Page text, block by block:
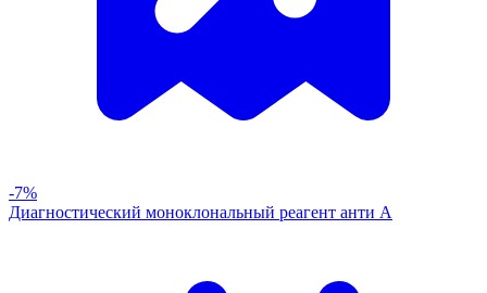
-7%
Диагностический моноклональный реагент анти А